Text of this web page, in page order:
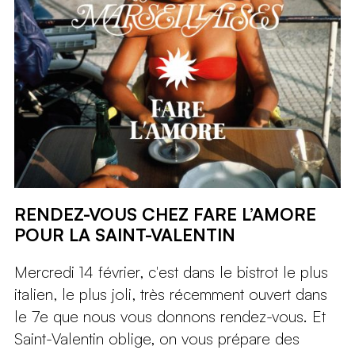
RENDEZ-VOUS CHEZ FARE L’AMORE
POUR LA SAINT-VALENTIN
Mercredi 14 février, c'est dans le bistrot le plus
italien, le plus joli, très récemment ouvert dans
le 7e que nous vous donnons rendez-vous. Et
Saint-Valentin oblige, on vous prépare des